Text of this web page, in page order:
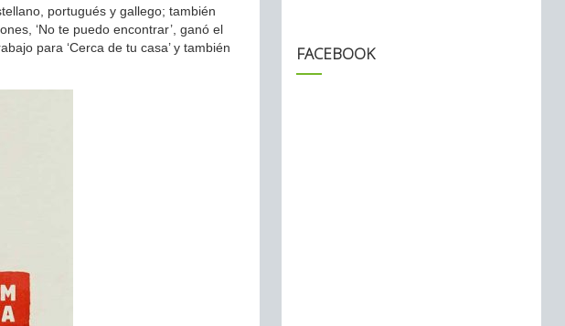
portugués y gallego; también
‘No te puedo encontrar’, ganó el
para ‘Cerca de tu casa’ y también
FACEBOOK